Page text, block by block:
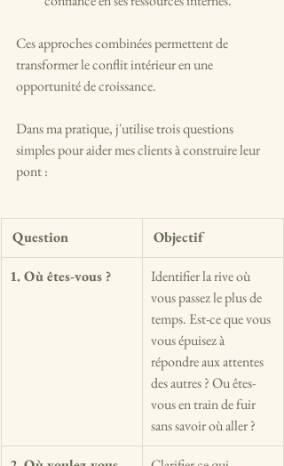
Ces approches combinées permettent de
transformer le conflit intérieur en une
opportunité de croissance.
Dans ma pratique, j'utilise trois questions
simples pour aider mes clients à construire leur
pont :
Question Objectif
1. Où êtes-vous ?
Identifier la rive où
vous passez le plus de
temps. Est-ce que vous
vous épuisez à
répondre aux attentes
des autres ? Ou êtes-
vous en train de fuir
sans savoir où aller ?